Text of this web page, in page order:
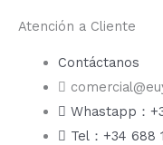
Atención a Cliente
Contáctanos
Whastapp：
Tel：+34 688